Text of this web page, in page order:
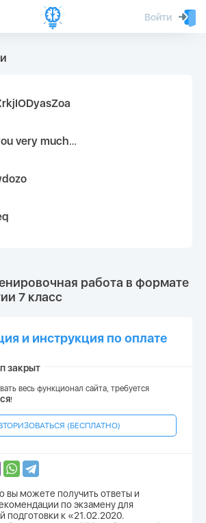
Войти
appreciate you 9126052 https://youtube.com faceapple !
работа в формате
7 класс
и инструкция по оплате
закрыт
весь функционал сайта, требуется
!
(БЕСПЛАТНО)
вы можете получить ответы и
по экзамену для
подготовки к «21.02.2020.